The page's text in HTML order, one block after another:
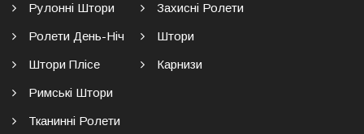
Рулонні Штори
Ролети День-Ніч
Штори Плісе
Римські Штори
Тканинні Ролети
Захисні Ролети
Штори
Карнизи